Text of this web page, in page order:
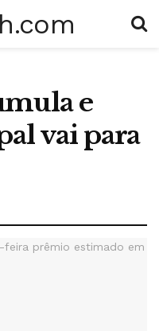
e
vai para